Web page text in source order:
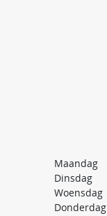
Maandag
Dinsdag
Woensdag
Donderdag